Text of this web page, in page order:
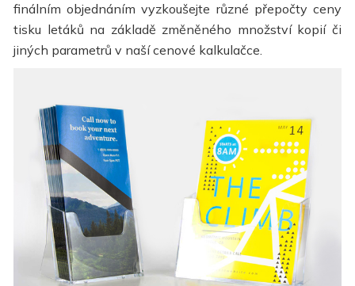
finálním objednáním vyzkoušejte různé přepočty ceny
tisku letáků na základě změněného množství kopií či
jiných parametrů v naší cenové kalkulačce.